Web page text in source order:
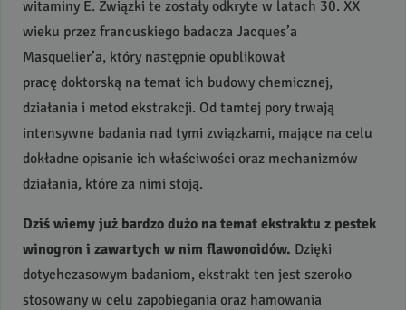
witaminy E. Związki te zostały odkryte w latach 30. XX
wieku przez francuskiego badacza Jacques’a
Masquelier’a, który następnie opublikował
pracę doktorską na temat ich budowy chemicznej,
działania i metod ekstrakcji. Od tamtej pory trwają
intensywne badania nad tymi związkami, mające na celu
dokładne opisanie ich właściwości oraz mechanizmów
działania, które za nimi stoją.
Dziś wiemy już bardzo dużo na temat ekstraktu z pestek
winogron i zawartych w nim flawonoidów. Dzięki
dotychczasowym badaniom, ekstrakt ten jest szeroko
stosowany w celu zapobiegania oraz hamowania